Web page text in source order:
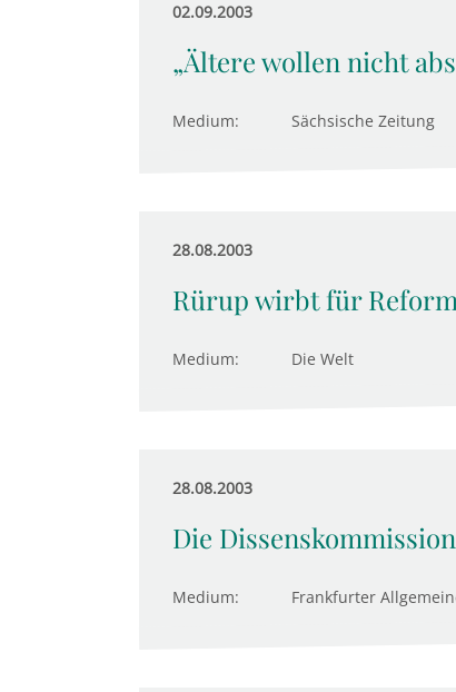
02.09.2003
„Ältere wollen nicht
Medium: Sächsische Zeitung
28.08.2003
Rürup wirbt für
Medium: Die Welt
28.08.2003
Die Dissenskommission
Medium: Frankfurter